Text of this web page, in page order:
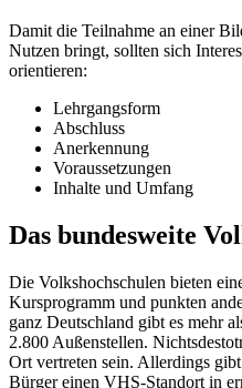
Damit die Teilnahme an einer
Nutzen bringt, sollten sich
orientieren:
Lehrgangsform
Abschluss
Anerkennung
Voraussetzungen
Inhalte und Umfang
Das bundesweite
Die Volkshochschulen bieten
Kursprogramm und punkten
ganz Deutschland gibt es mehr
2.800 Außenstellen.
Ort vertreten sein. Allerdings
Bürger einen VHS-Standort in